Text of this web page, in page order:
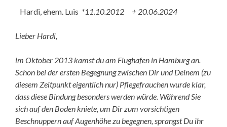
Hardi, ehem. Luis *11.10.2012 + 20.06.2024
Lieber Hardi,
im Oktober 2013 kamst du am Flughafen in Hamburg an.
Schon bei der ersten Begegnung zwischen Dir und Deinem (zu
diesem Zeitpunkt eigentlich nur) Pflegefrauchen wurde klar,
dass diese Bindung besonders werden würde. Während Sie
sich auf den Boden kniete, um Dir zum vorsichtigen
Beschnuppern auf Augenhöhe zu begegnen, sprangst Du ihr